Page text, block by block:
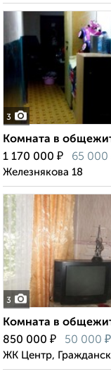
3
Комната в
1 170 000 ₽ 65 000
Железнякова 18
3
Комната в
850 000 ₽ 50 000 ₽
ЖК Центр,